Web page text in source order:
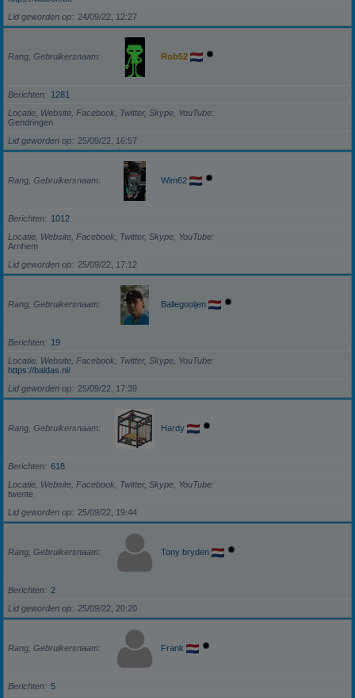
Lid geworden op
24/09/22, 12:27
Rang, Gebruikersnaam Rob52
Berichten
1281
Locatie, Website, Facebook, Twitter, Skype, YouTube
Gendringen
Lid geworden op
25/09/22, 16:57
Rang, Gebruikersnaam Wim62
Berichten
1012
Locatie, Website, Facebook, Twitter, Skype, YouTube
Arnhem
Lid geworden op
25/09/22, 17:12
Rang, Gebruikersnaam Ballegooijen
Berichten
19
Locatie, Website, Facebook, Twitter, Skype, YouTube
https://baldas.nl/
Lid geworden op
25/09/22, 17:39
Rang, Gebruikersnaam Hardy
Berichten
618
Locatie, Website, Facebook, Twitter, Skype, YouTube
twente
Lid geworden op
25/09/22, 19:44
Rang, Gebruikersnaam Tony bryden
Berichten
2
Lid geworden op
25/09/22, 20:20
Rang, Gebruikersnaam Frank
Berichten
5